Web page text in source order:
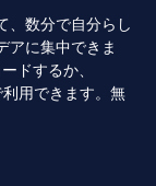
、数分で自分らし
アに集中できま
ドするか、
用できます。無